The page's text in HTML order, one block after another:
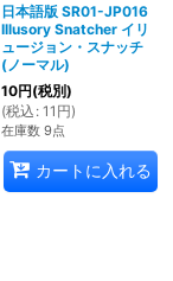
日本語版 SR01-JP016
Illusory Snatcher イリ
ュージョン・スナッチ
(ノーマル)
10円(税別)
(税込 : 11 円)
在庫数 9点
カートに入れる